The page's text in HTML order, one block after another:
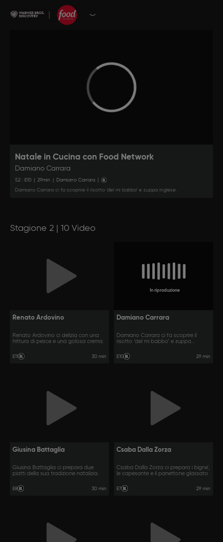
Natale in Cucina con Food Network
Damiano Carrara
S2 : E10 29min Damiano Carrara
Damiano Carrara ci fa scoprire il risotto ‘del mi babbo’ e zuppa inglese.
Stagione 2 | 10 Video
Renato Ardovino
Renato Ardovino ci delizia con una
frittura di pesce e una golosa crema.
E11 30 min
In riproduzione
Damiano Carrara
Damiano Carrara ci fa scoprire il
risotto ‘del mi babbo’ e zuppa
E10 29 min
Giusina Battaglia
Giusina Battaglia ci prepara due
piatti della sua tradizione natalizia.
E8 30 min
Csaba Dalla Zorza
Csaba Dalla Zorza ci prepara i bigne`,
le capesante e il panettone glassato
E7 29 min